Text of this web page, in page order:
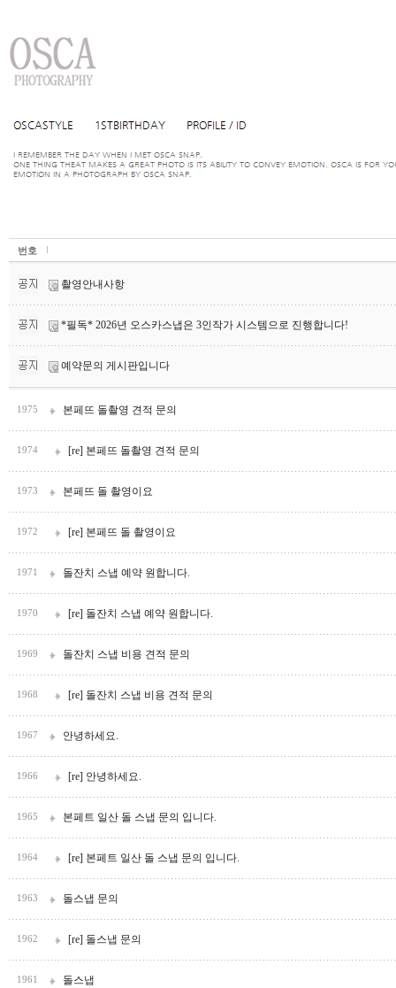
번호
촬영안내사항
*필독* 2026년 오스카스냅은 3인작가 시스템으로 진행합니다!
예약문의 게시판입니다
1975 본페뜨 돌촬영 견적 문의
1974 [re] 본페뜨 돌촬영 견적 문의
1973 본페뜨 돌 촬영이요
1972 [re] 본페뜨 돌 촬영이요
1971 돌잔치 스냅 예약 원합니다.
1970 [re] 돌잔치 스냅 예약 원합니다.
1969 돌잔치 스냅 비용 견적 문의
1968 [re] 돌잔치 스냅 비용 견적 문의
1967 안녕하세요.
1966 [re] 안녕하세요.
1965 본페트 일산 돌 스냅 문의 입니다.
1964 [re] 본페트 일산 돌 스냅 문의 입니다.
1963 돌스냅 문의
1962 [re] 돌스냅 문의
1961 돌스냅